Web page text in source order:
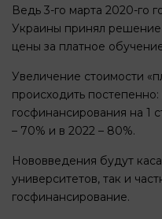
Ведь 3-го марта 2020-го
Украины принял
цены за платное
Увеличение стоимости
происходить
госфинансирования на 1
– 70% и в 2022 – 80%.
Нововведения будут
университетов, так и
госфинансирование.